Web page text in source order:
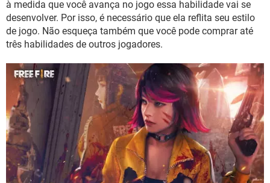
à medida que você avança no jogo essa habilidade vai se
desenvolver. Por isso, é necessário que ela reflita seu estilo
de jogo. Não esqueça também que você pode comprar até
três habilidades de outros jogadores.